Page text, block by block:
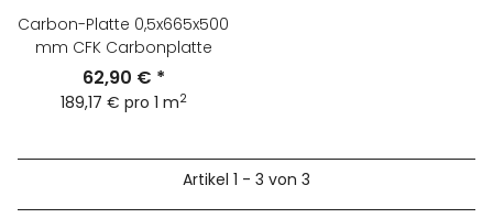
Carbon-Platte 0,5x665x500
mm CFK Carbonplatte
62,90 € *
189,17 € pro 1 m2
Artikel 1 - 3 von 3